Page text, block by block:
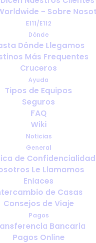
- Sobre
E111/E112
Dónde
Dónde Llegamos
Más Frequentes
Cruceros
Ayuda
Tipos de Equipos
Seguros
FAQ
Wiki
Noticias
General
de Confidencialidad
Le Llamamos
Enlaces
de Casas
Consejos de Viaje
Pagos
Bancaria
Pagos Online
antelación debo
oxígeno para